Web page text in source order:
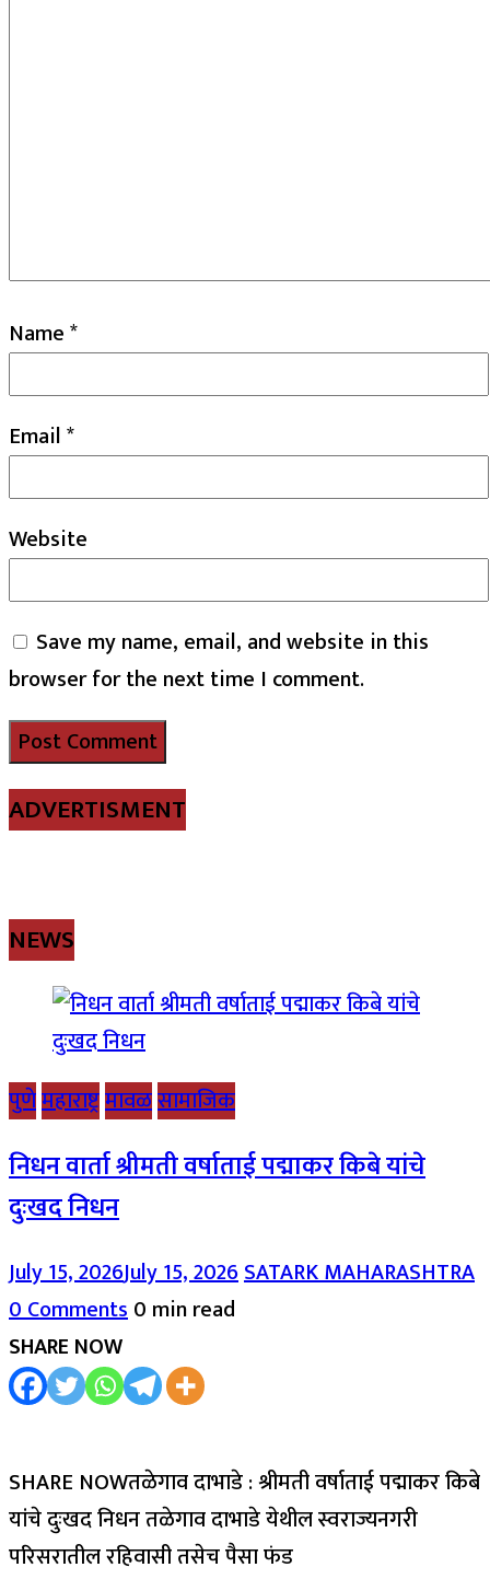
Name*
Email*
Website
Save my name, email, and website in this
browser for the next time I comment.
ADVERTISMENT
NEWS
पुणेमहाराष्ट्रमावळसामाजिक
निधन वार्ता श्रीमती वर्षाताई पद्माकर किबे यांचे
दुःखद निधन
July 15, 2026July 15, 2026SATARK MAHARASHTRA
0 Comments0 min read
SHARE NOW
SHARE NOWतळेगाव दाभाडे : श्रीमती वर्षाताई पद्माकर किबे
यांचे दुःखद निधन तळेगाव दाभाडे येथील स्वराज्यनगरी
परिसरातील रहिवासी तसेच पैसा फंड